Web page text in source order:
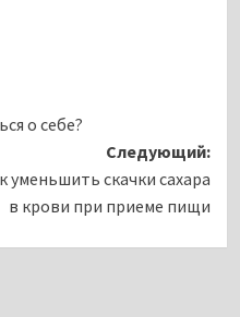
о себе?
Следующий:
уменьшить скачки сахара
в крови при приеме пищи